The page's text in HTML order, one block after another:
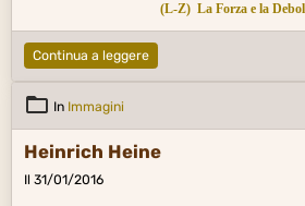
(L-Z) La Forza e la
Continua a leggere
In Immagini
Heinrich Heine
Il 31/01/2016